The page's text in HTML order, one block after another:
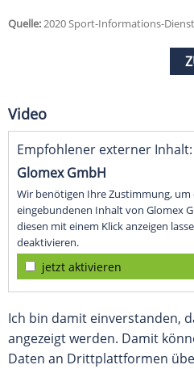
Quelle:2020 Sport-Informations-
Video
Empfohlener externer Inhalt:
Glomex GmbH
Wir benötigen Ihre Zustimmung,
eingebundenen Inhalt von Glomex
diesen mit einem Klick anzeigen
deaktivieren.
jetzt aktivieren
Ich bin damit einverstanden,
angezeigt werden. Damit
Daten an Drittplattformen